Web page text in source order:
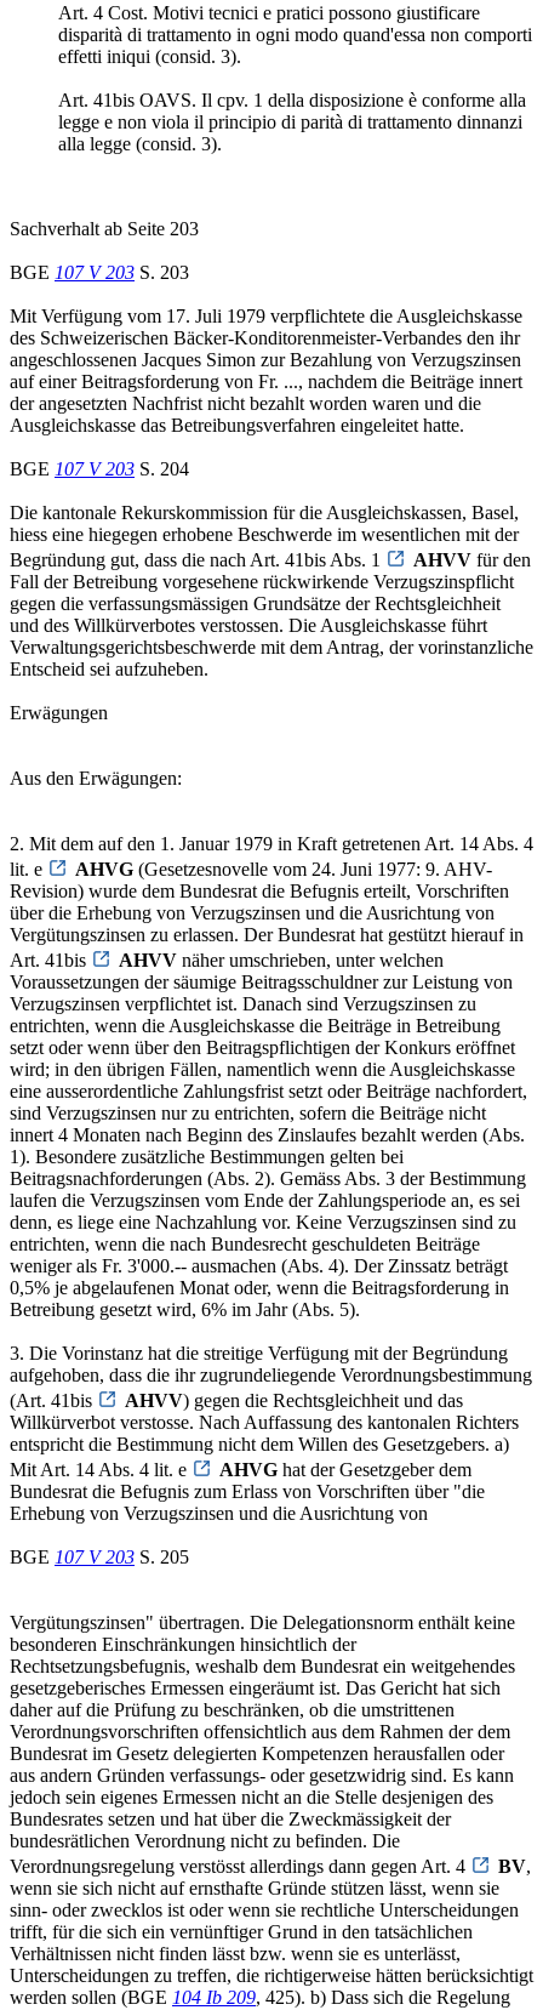
Art. 4 Cost. Motivi tecnici e pratici possono giustificare
disparità di trattamento in ogni modo quand'essa non comporti
effetti iniqui (consid. 3).
Art. 41bis OAVS. Il cpv. 1 della disposizione è conforme alla
legge e non viola il principio di parità di trattamento dinnanzi
alla legge (consid. 3).
Sachverhalt ab Seite 203
BGE 107 V 203 S. 203
Mit Verfügung vom 17. Juli 1979 verpflichtete die Ausgleichskasse
des Schweizerischen Bäcker-Konditorenmeister-Verbandes den ihr
angeschlossenen Jacques Simon zur Bezahlung von Verzugszinsen
auf einer Beitragsforderung von Fr. ..., nachdem die Beiträge innert
der angesetzten Nachfrist nicht bezahlt worden waren und die
Ausgleichskasse das Betreibungsverfahren eingeleitet hatte.
BGE 107 V 203 S. 204
Die kantonale Rekurskommission für die Ausgleichskassen, Basel,
hiess eine hiegegen erhobene Beschwerde im wesentlichen mit der
Begründung gut, dass die nach Art. 41bis Abs. 1
AHVV für den
Fall der Betreibung vorgesehene rückwirkende Verzugszinspflicht
gegen die verfassungsmässigen Grundsätze der Rechtsgleichheit
und des Willkürverbotes verstossen. Die Ausgleichskasse führt
Verwaltungsgerichtsbeschwerde mit dem Antrag, der vorinstanzliche
Entscheid sei aufzuheben.
Erwägungen
Aus den Erwägungen:
2. Mit dem auf den 1. Januar 1979 in Kraft getretenen Art. 14 Abs. 4
lit. e
AHVG (Gesetzesnovelle vom 24. Juni 1977: 9. AHV-
Revision) wurde dem Bundesrat die Befugnis erteilt, Vorschriften
über die Erhebung von Verzugszinsen und die Ausrichtung von
Vergütungszinsen zu erlassen. Der Bundesrat hat gestützt hierauf in
Art. 41bis
AHVV näher umschrieben, unter welchen
Voraussetzungen der säumige Beitragsschuldner zur Leistung von
Verzugszinsen verpflichtet ist. Danach sind Verzugszinsen zu
entrichten, wenn die Ausgleichskasse die Beiträge in Betreibung
setzt oder wenn über den Beitragspflichtigen der Konkurs eröffnet
wird; in den übrigen Fällen, namentlich wenn die Ausgleichskasse
eine ausserordentliche Zahlungsfrist setzt oder Beiträge nachfordert,
sind Verzugszinsen nur zu entrichten, sofern die Beiträge nicht
innert 4 Monaten nach Beginn des Zinslaufes bezahlt werden (Abs.
1). Besondere zusätzliche Bestimmungen gelten bei
Beitragsnachforderungen (Abs. 2). Gemäss Abs. 3 der Bestimmung
laufen die Verzugszinsen vom Ende der Zahlungsperiode an, es sei
denn, es liege eine Nachzahlung vor. Keine Verzugszinsen sind zu
entrichten, wenn die nach Bundesrecht geschuldeten Beiträge
weniger als Fr. 3'000.-- ausmachen (Abs. 4). Der Zinssatz beträgt
0,5% je abgelaufenen Monat oder, wenn die Beitragsforderung in
Betreibung gesetzt wird, 6% im Jahr (Abs. 5).
3. Die Vorinstanz hat die streitige Verfügung mit der Begründung
aufgehoben, dass die ihr zugrundeliegende Verordnungsbestimmung
(Art. 41bis
AHVV) gegen die Rechtsgleichheit und das
Willkürverbot verstosse. Nach Auffassung des kantonalen Richters
entspricht die Bestimmung nicht dem Willen des Gesetzgebers. a)
Mit Art. 14 Abs. 4 lit. e
AHVG hat der Gesetzgeber dem
Bundesrat die Befugnis zum Erlass von Vorschriften über "die
Erhebung von Verzugszinsen und die Ausrichtung von
BGE 107 V 203 S. 205
Vergütungszinsen" übertragen. Die Delegationsnorm enthält keine
besonderen Einschränkungen hinsichtlich der
Rechtsetzungsbefugnis, weshalb dem Bundesrat ein weitgehendes
gesetzgeberisches Ermessen eingeräumt ist. Das Gericht hat sich
daher auf die Prüfung zu beschränken, ob die umstrittenen
Verordnungsvorschriften offensichtlich aus dem Rahmen der dem
Bundesrat im Gesetz delegierten Kompetenzen herausfallen oder
aus andern Gründen verfassungs- oder gesetzwidrig sind. Es kann
jedoch sein eigenes Ermessen nicht an die Stelle desjenigen des
Bundesrates setzen und hat über die Zweckmässigkeit der
bundesrätlichen Verordnung nicht zu befinden. Die
Verordnungsregelung verstösst allerdings dann gegen Art. 4
BV,
wenn sie sich nicht auf ernsthafte Gründe stützen lässt, wenn sie
sinn- oder zwecklos ist oder wenn sie rechtliche Unterscheidungen
trifft, für die sich ein vernünftiger Grund in den tatsächlichen
Verhältnissen nicht finden lässt bzw. wenn sie es unterlässt,
Unterscheidungen zu treffen, die richtigerweise hätten berücksichtigt
werden sollen (BGE 104 Ib 209, 425). b) Dass sich die Regelung